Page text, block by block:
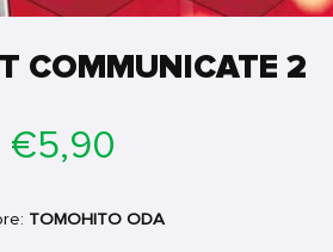
COMMUNICATE 2
di
€5,90
TOMOHITO ODA